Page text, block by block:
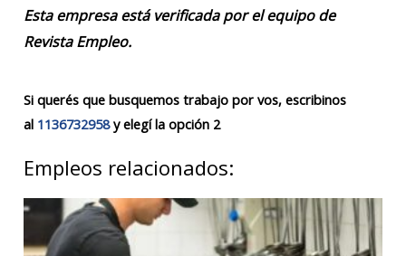
Esta empresa está verificada por el equipo de
Revista Empleo.
Si querés que busquemos trabajo por vos, escribinos
al 1136732958y elegí la opción 2
Empleos relacionados: